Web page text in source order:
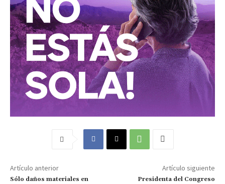
Artículo anterior
Sólo daños materiales en
Artículo siguiente
Presidenta del Congreso